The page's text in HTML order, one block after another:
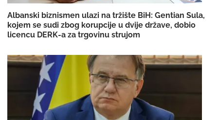
Albanski biznismen ulazi na tržište BiH: Gentian Sula,
kojem se sudi zbog korupcije u dvije države, dobio
licencu DERK-a za trgovinu strujom